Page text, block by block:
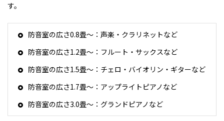
す。
防音室の広さ0.8畳～：声楽・クラリネットなど
防音室の広さ1.2畳～：フルート・サックスなど
防音室の広さ1.5畳～：チェロ・バイオリン・ギターなど
防音室の広さ1.7畳～：アップライトピアノなど
防音室の広さ3.0畳～：グランドピアノなど